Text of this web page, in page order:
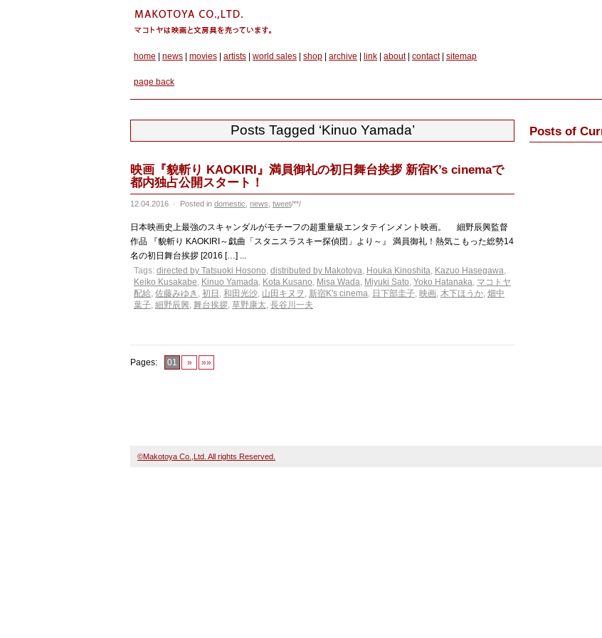
home news movies artists world sales shop archive link about| contact| sitemap
page back
Posts Tagged ‘Kinuo Yamada’
映画『貌斬り KAOKIRI』満員御礼の初日舞台挨拶 新宿K’s cinemaで
都内独占公開スタート！
12.04.2016 · Posted in domestic news tweet/**/
日本映画史上最強のスキャンダルがモチーフの超重量級エンタテインメント映画。 細野辰興監督
作品 『貌斬り KAOKIRI～戯曲「スタニスラスキー探偵団」より～』 満員御礼！熱気こもった総勢14
名の初日舞台挨拶 [2016 […] ...
Tags: directed by Tatsuoki Hosono, distributed by Makotoya, Houka Kinoshita, Kazuo Hasegawa,
Keiko Kusakabe, Kinuo Yamada, Kota Kusano, Misa Wada, Miyuki Sato, Yoko Hatanaka, マコトヤ
配給, 佐藤みゆき , 初日 , 和田光沙, 山田キヌヲ , 新宿K's cinema, 日下部圭子, 映画, 木下ほうか, 畑中
葉子, 細野辰興, 舞台挨拶, 草野康太, 長谷川一夫
Pages: 01 » »»
Posts of
©Makotoya Co.,Ltd. All rights Reserved.